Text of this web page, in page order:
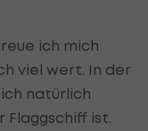
ich mich
viel wert. In der
natürlich
ist.